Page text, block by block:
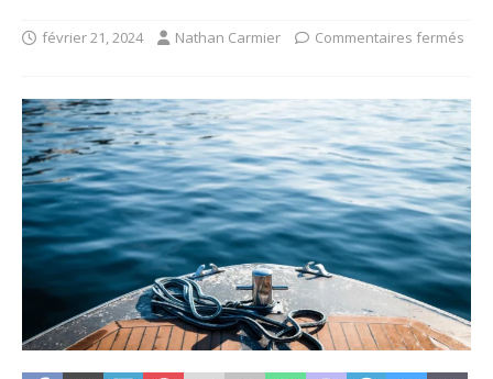
février 21, 2024 Nathan Carmier Commentaires fermés